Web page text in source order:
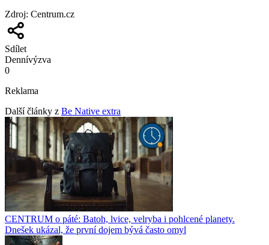
Zdroj: Centrum.cz
Sdílet
Dennívýzva
0
Reklama
Další články z Be Native extra
CENTRUM o páté: Batoh, lvice, velryba i pohlcené planety.
Dnešek ukázal, že první dojem bývá často omyl